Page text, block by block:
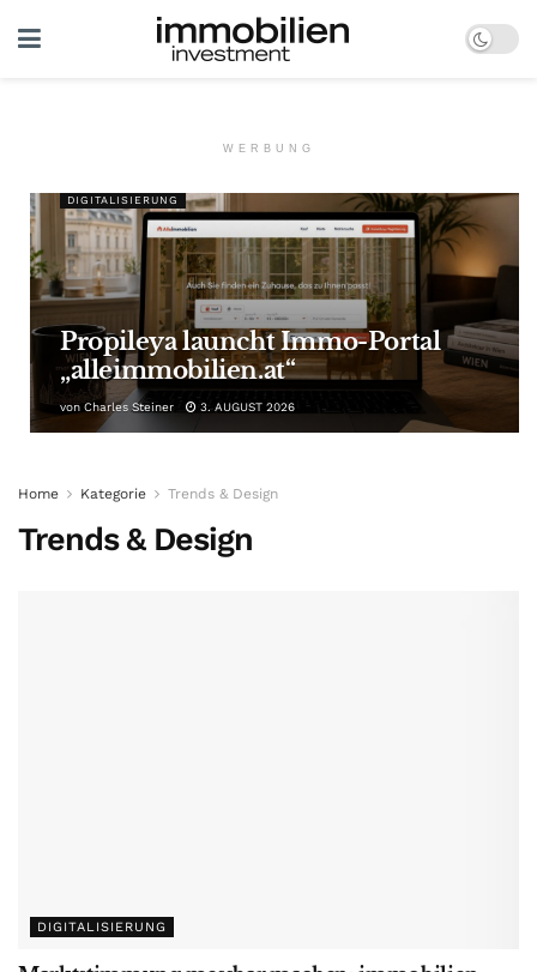
WERBUNG
DIGITALISIERUNG
Propileya launcht Immo-Portal
„alleimmobilien.at“
von Charles Steiner 3. AUGUST 2026
Home Kategorie Trends & Design
Trends & Design
DIGITALISIERUNG